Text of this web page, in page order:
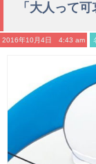
「大人って
2016年10月4日 4:43 am